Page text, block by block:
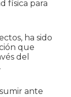
física para
ha sido
que
del
ante